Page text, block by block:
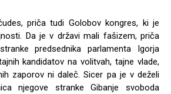
priča tudi Golobov kongres, ki je
Da je v državi mali fašizem, priča
predsednika parlamenta Igorja
kandidatov na volitvah, tajne vlade,
zaporov ni daleč. Sicer pa je v deželi
njegove stranke Gibanje svoboda